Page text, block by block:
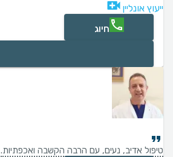
ייעוץ אונליין
חיוג
טיפול אדיב, נעים, עם הרבה הקשבה ואכפתיות.